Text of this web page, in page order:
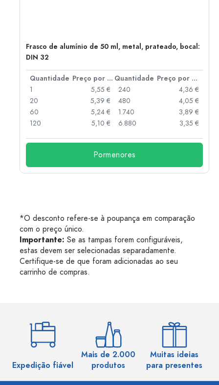
Frasco de alumínio de 50 ml, metal, prateado, bocal:
DIN 32
Quantidade Preço por peça Quantidade
Preço por peça
1
5,55 €
20
5,39 €
60
5,24 €
120
5,10 €
240
4,36 €
480
4,05 €
1.740
3,89 €
6.880
3,35 €
Pormenores
*O desconto refere-se à poupança em comparação
com o preço único.
Importante: Se as tampas forem configuráveis,
estas devem ser selecionadas separadamente.
Certifique-se de que foram adicionadas ao seu
carrinho de compras.
Expedição fiável
Mais de 2.000
produtos
Muitas ideias
para presentes